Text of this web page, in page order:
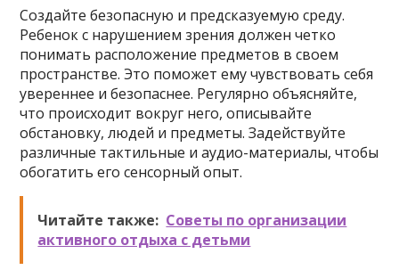
Создайте безопасную и предсказуемую среду.
Ребенок с нарушением зрения должен четко
понимать расположение предметов в своем
пространстве. Это поможет ему чувствовать себя
увереннее и безопаснее. Регулярно объясняйте,
что происходит вокруг него, описывайте
обстановку, людей и предметы. Задействуйте
различные тактильные и аудио-материалы, чтобы
обогатить его сенсорный опыт.
Читайте также: Советы по организации
активного отдыха с детьми